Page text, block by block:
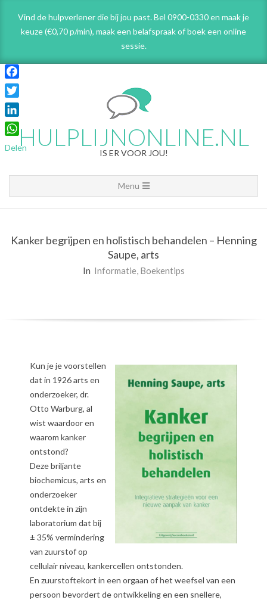
content
Vind de hulpverlener die bij jou past. Bel 0900-0330 en maak je
keuze (€0,70 p/min), maak een belafspraakof boek een online
sessie.
HULPLIJNONLINE.NL
IS ER VOOR JOU!
Navigation
Menu
Menu
Kanker begrijpen en holistisch behandelen – Henning
Saupe, arts
In Informatie, Boekentips
Kun je je voorstellen
dat in 1926 arts en
onderzoeker, dr.
Otto Warburg, al
wist waardoor en
waarom kanker
ontstond?
Deze briljante
biochemicus, arts en
onderzoeker
ontdekte in zijn
laboratorium dat bij
± 35% vermindering
van zuurstof op
cellulair niveau, kankercellen ontstonden.
En zuurstoftekort in een orgaan of het weefsel van een
persoon bevordert de ontwikkeling en een snellere,
Facebook
Twitter
LinkedIn
WhatsApp
Delen